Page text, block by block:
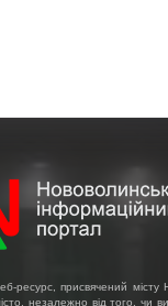
ресурс, присвячений місту
незалежно від того, чи